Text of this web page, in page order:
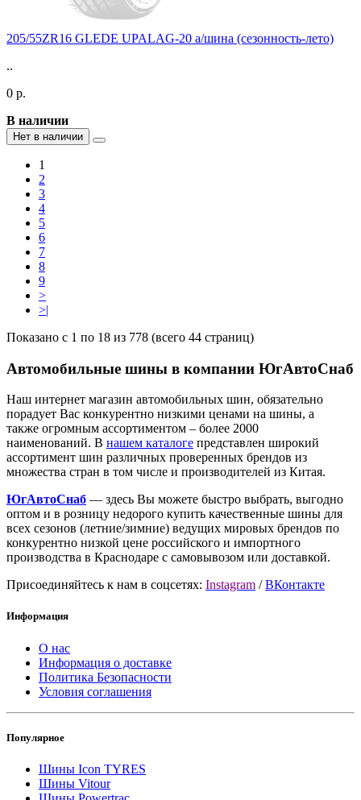
205/55ZR16 GLEDE UPALAG-20 а/шина (сезонность-лето)
..
0 р.
В наличии
Нет в наличии
1
2
3
4
5
6
7
8
9
>
>|
Показано с 1 по 18 из 778 (всего 44 страниц)
Автомобильные шины в компании ЮгАвтоСнаб
Наш интернет магазин автомобильных шин, обязательно
порадует Вас конкурентно низкими ценами на шины, а
также огромным ассортиментом – более 2000
наименований. В нашем каталоге представлен широкий
ассортимент шин различных проверенных брендов из
множества стран в том числе и производителей из Китая.
ЮгАвтоСнаб — здесь Вы можете быстро выбрать, выгодно
оптом и в розницу недорого купить качественные шины для
всех сезонов (летние/зимние) ведущих мировых брендов по
конкурентно низкой цене российского и импортного
производства в Краснодаре с самовывозом или доставкой.
Присоединяйтесь к нам в соцсетях: Instagram /ВКонтакте
Информация
О нас
Информация о доставке
Политика Безопасности
Условия соглашения
Популярное
Шины Icon TYRES
Шины Vitour